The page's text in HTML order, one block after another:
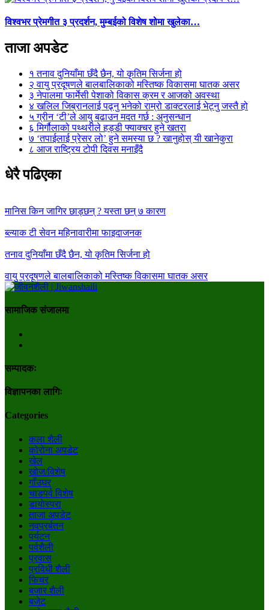
विश्वभर प्रेमगीत ३ प्रदर्शन, मुम्बईको विशेष शोमा खुलेका…
ताजा अपडेट
१ तनाव दुनियाँमा छँदै छैन, यो कृतिम सिर्जना हो
२ वायु प्रदूषणले बालबालिकाको मस्तिष्क विकासमा घातक असर
३ नेपालमा फार्मेसी पेशाको विकास क्रम र आजको अवस्था
४ खलिल जिब्रानलाई पढ्नु भनेको राम्रो डाक्टरलाई भेट्नु जस्तै हो
५ग्रीन ‘टी’ले आयु बढाउन मदत गर्छ : अनुसन्धान
६ मिर्गौलाको पथ्थरीले हड्डी फ्याक्चर हुने खतरा
७ ‘तपाईलाई प्रेसर लो’ हुने समस्या छ ? खानुहोस् यी खानेकुरा
८ आज राष्ट्रिय टोपी दिवस मनाइँदै
धेरै पढिएका
मानिस किन जागिर छाड्छन् ? यस्ता छन् ७ कारण
ब्ल्याक टी सेवन महिनावारीमा फाइदाजनक
तनाव दुनियाँमा छँदै छैन, यो कृतिम सिर्जना हो
वायु प्रदूषणले बालबालिकाको मस्तिष्क विकासमा घातक असर
सामाजिक संजालमा
सम्पादकः
विज्ञापनका लागिः
Categories
कला शैली
कोरोना अपडेट
खेल
खोज/विशेष
गाँउघर
चाडपर्व विशेष
डायाेस्परा
ताजा अपडेट
नवप्रर्बतन
पर्यटन
पर्वशैली
प्रवास
प्रविधी शैली
फिचर
बजार शैली
बजेट